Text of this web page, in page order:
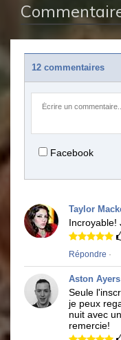
12 commentaires
Facebook
Taylor
Incroyable!
Répondre ·
Aston Ayers
Seule
je peux
nuit avec
remercie!